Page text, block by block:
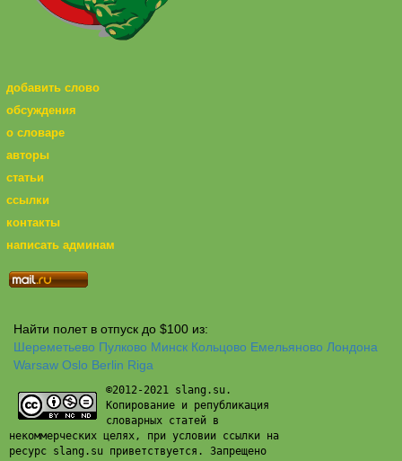
добавить слово
обсуждения
о словаре
авторы
статьи
ссылки
контакты
написать админам
Найти полет в отпуск до $100 из:
Шереметьево Пулково Минск Кольцово Емельяново Лондона
Warsaw Oslo Berlin Riga
©2012-2021 slang.su.
Копирование и републикация
словарных статей в
некоммерческих целях, при условии ссылки на
ресурс slang.su приветствуется. Запрещено